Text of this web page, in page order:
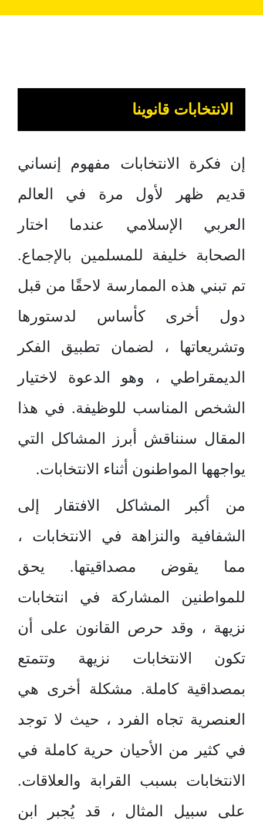
الانتخابات قانوينا
إن فكرة الانتخابات مفهوم إنساني
قديم ظهر لأول مرة في العالم
العربي الإسلامي عندما اختار
الصحابة خليفة للمسلمين بالإجماع.
تم تبني هذه الممارسة لاحقًا من قبل
دول أخرى كأساس لدستورها
وتشريعاتها ، لضمان تطبيق الفكر
الديمقراطي ، وهو الدعوة لاختيار
الشخص المناسب للوظيفة. في هذا
المقال سنناقش أبرز المشاكل التي
يواجهها المواطنون أثناء الانتخابات.
من أكبر المشاكل الافتقار إلى
الشفافية والنزاهة في الانتخابات ،
مما يقوض مصداقيتها. يحق
للمواطنين المشاركة في انتخابات
نزيهة ، وقد حرص القانون على أن
تكون الانتخابات نزيهة وتتمتع
بمصداقية كاملة. مشكلة أخرى هي
العنصرية تجاه الفرد ، حيث لا توجد
في كثير من الأحيان حرية كاملة في
الانتخابات بسبب القرابة والعلاقات.
على سبيل المثال ، قد يُجبر ابن